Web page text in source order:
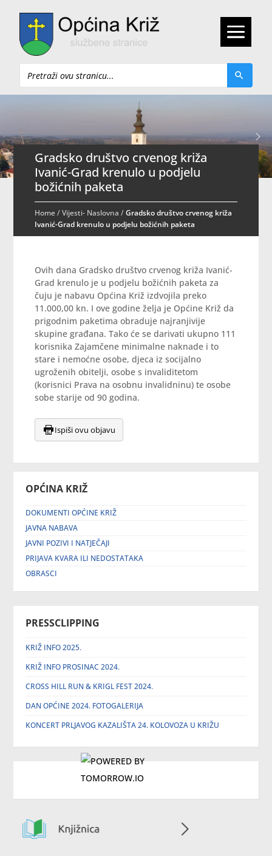
Pretraži
OPĆINA KRIŽ
DOKUMENTI OPĆINE KRIŽ
JAVNA NABAVA
JAVNI POZIVI I NATJEČAJI
PRIJAVA KVARA ILI NEDOSTATAKA
OBRASCI
PRESSCLIPPING
KRIŽ INFO 2025.
KRIŽ INFO PROSINAC 2024.
CROSS HILL RUN & KRIGL FEST 2024.
DAN OPĆINE 2024. FOTOGALERIJA
KONCERT PRLJAVOG KAZALIŠTA 24. KOLOVOZA U KRIŽU
Gradsko društvo crvenog križa
Ivanić-Grad krenulo u podjelu
božićnih paketa
Home/Vijesti- Naslovna /Gradsko društvo crvenog križa
Ivanić-Grad krenulo u podjelu božićnih paketa
Ovih dana Gradsko društvo crvenog križa Ivanić-
Grad krenulo je u podjelu božićnih paketa za
čuju je nabavu Općina Križ izdvojila preko
11.000,00 kn. I ove godine želja je Općine Križ da
prigodnim paketima obraduje najranjivije
skupine građana. Tako će se darivati ukupno 111
korisnika Zajamčene minimalne naknade i to
stare i nemoćne osobe, djeca iz socijalno
ugroženih obitelji, osobe s invaliditetom
(korisnici Prava na osobnu invalidninu) te osobe
sobe starije od 90 godina.
Ispiši ovu objavu